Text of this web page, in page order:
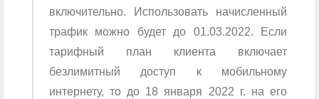
включительно. Использовать начисленный
трафик можно будет до 01.03.2022. Если
тарифный план клиента включает
безлимитный доступ к мобильному
интернету, то до 18 января 2022 г. на его